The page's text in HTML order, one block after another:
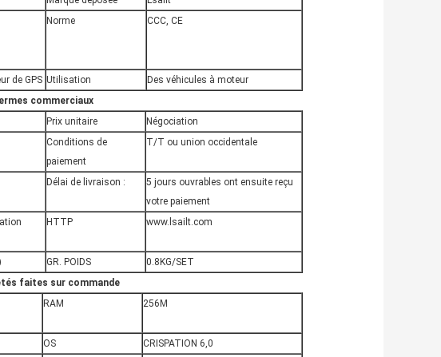
Norme CCC, CE
de GPS Utilisation
Des véhicules à moteur
commerciaux
Prix unitaire
Négociation
Conditions de
paiement
T/T ou union occidentale
Délai de livraison :
5 jours ouvrables ont ensuite reçu
votre paiement
HTTP www.lsailt.com
GR. POIDS
0.8KG/SET
faites sur commande
RAM 256M
OS
CRISPATION 6,0